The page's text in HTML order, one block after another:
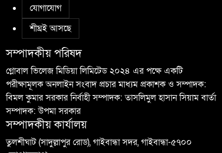
যোগাযোগ
শীঘ্রই আসছে
সম্পাদকীয় পরিষদ
গ্লোবাল ভিলেজ মিডিয়া লিমিটেড ২০২৪ এর পক্ষে একটি
পরীক্ষামূলক অনলাইন সংবাদ প্রচার মাধ্যম প্রকাশক ও সম্পাদক:
বিমল কুমার সরকার নির্বাহী সম্পাদক: তাসলিমুল হাসান সিয়াম বার্তা
সম্পাদক: উপমা সরকার
সম্পাদকীয় কার্যালয়
তুলশীঘাট (সাদুল্লাপুর রোড), গাইবান্ধা সদর, গাইবান্ধা-৫৭০০